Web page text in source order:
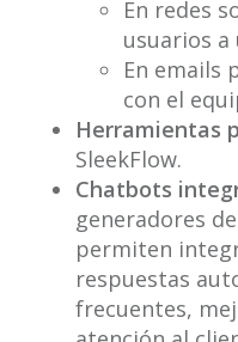
En redes
usuarios a
En emails
con el
Herramientas
SleekFlow.
Chatbots
generadores
permiten
respuestas
frecuentes,